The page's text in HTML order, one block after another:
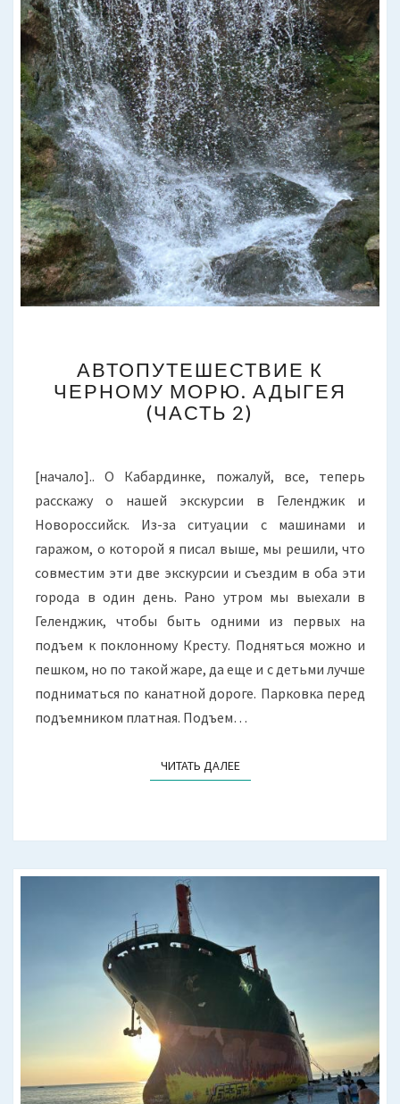
ЧЕРНОМУ
МОРЮ.
АВТОПУТЕШЕСТВИЕ К
ЧЕРНОМУ МОРЮ. АДЫГЕЯ
(ЧАСТЬ 2)
[начало].. О Кабардинке, пожалуй, все, теперь
расскажу о нашей экскурсии в Геленджик и
Новороссийск. Из-за ситуации с машинами и
гаражом, о которой я писал выше, мы решили, что
совместим эти две экскурсии и съездим в оба эти
города в один день. Рано утром мы выехали в
Геленджик, чтобы быть одними из первых на
подъем к поклонному Кресту. Подняться можно и
пешком, но по такой жаре, да еще и с детьми лучше
подниматься по канатной дороге. Парковка перед
подъемником платная. Подъем…
ЧИТАТЬ ДАЛЕЕЧИТАТЬ ДАЛЕЕ